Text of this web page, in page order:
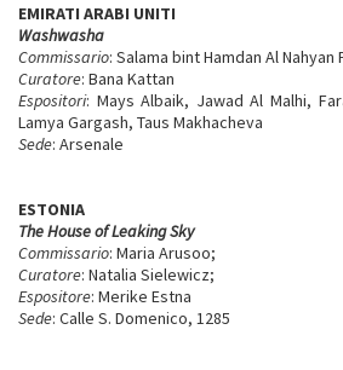
EMIRATI ARABI UNITI
Washwasha
Commissario: Salama bint Hamdan Al Nahyan
Curatore: Bana Kattan
Espositori: Mays Albaik, Jawad Al Malhi,
Lamya Gargash, Taus Makhacheva
Sede: Arsenale
ESTONIA
The House of Leaking Sky
Commissario: Maria Arusoo;
Curatore: Natalia Sielewicz;
Espositore: Merike Estna
Sede: Calle S. Domenico, 1285